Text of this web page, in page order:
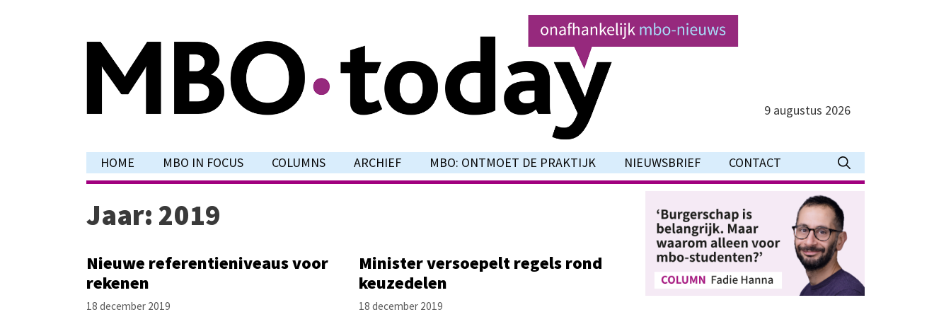
9 augustus 2026
HOME MBO IN FOCUS COLUMNS ARCHIEF MBO: ONTMOET DE PRAKTIJK NIEUWSBRIEF CONTACT
Jaar: 2019
Nieuwe referentieniveaus voor
rekenen
18 december 2019
Minister versoepelt regels rond
keuzedelen
18 december 2019